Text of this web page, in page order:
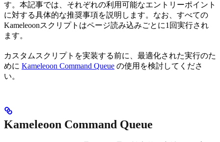
す。本記事では、それぞれの利用可能なエントリーポイント
に対する具体的な推奨事項を説明します。なお、すべての
Kameleoonスクリプトはページ読み込みごとに1回実行され
ます。
カスタムスクリプトを実装する前に、最適化された実行のた
めに Kameleoon Command Queue の使用を検討してくださ
い。
Kameleoon Command Queue